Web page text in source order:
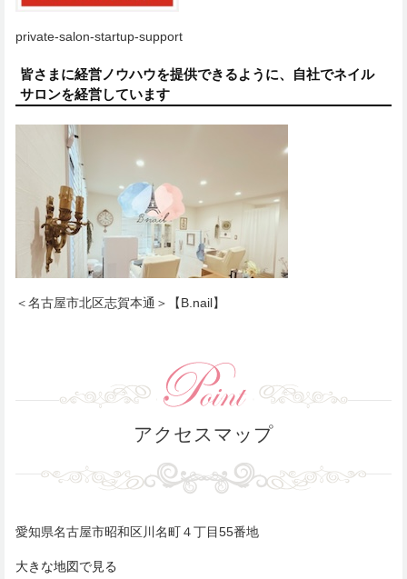
private-salon-startup-support
皆さまに経営ノウハウを提供できるように、自社でネイル
サロンを経営しています
＜名古屋市北区志賀本通＞【B.nail】
アクセスマップ
愛知県名古屋市昭和区川名町４丁目55番地
大きな地図で見る